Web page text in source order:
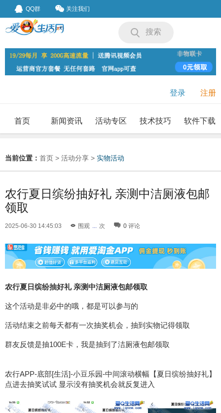
QQ群 关注我们
搜索
登录 注册
首页 新闻资讯 活动专区 技术技巧 软件下载
当前位置： 首页 > 活动分享 > 实物活动
农行夏日缤纷抽好礼 亲测中洁厕液包邮
领取
2025-06-30 14:45:03 围观 ... 次 0 评论
农行夏日缤纷抽好礼 亲测中洁厕液包邮领取
这个活动是非必中的哦，都是可以参与的
活动结束之前每天都有一次抽奖机会，抽到实物记得领取
群友反馈是抽100E卡，我是抽到了洁厕液包邮领取
农行APP-底部[生活]-小豆乐园-中间滚动横幅【夏日缤纷抽好礼】
点进去抽奖试试 显示没有抽奖机会就反复进入